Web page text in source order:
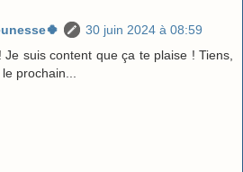
30 juin 2024 à 08:59
suis content que ça te plaise ! Tiens,
prochain...